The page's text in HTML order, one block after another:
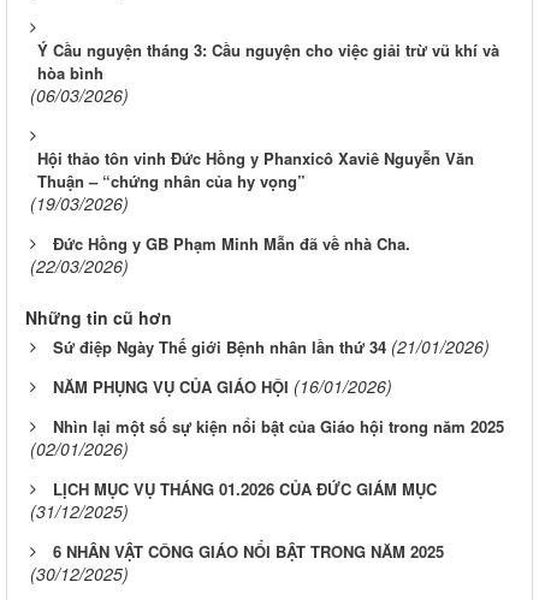
Ý Cầu nguyện tháng 3: Cầu nguyện cho việc giải trừ vũ khí và
hòa bình
(06/03/2026)
Hội thảo tôn vinh Đức Hồng y Phanxicô Xaviê Nguyễn Văn
Thuận – “chứng nhân của hy vọng”
(19/03/2026)
Đức Hồng y GB Phạm Minh Mẫn đã về nhà Cha.
(22/03/2026)
Những tin cũ hơn
Sứ điệp Ngày Thế giới Bệnh nhân lần thứ 34 (21/01/2026)
NĂM PHỤNG VỤ CỦA GIÁO HỘI (16/01/2026)
Nhìn lại một số sự kiện nổi bật của Giáo hội trong năm 2025
(02/01/2026)
LỊCH MỤC VỤ THÁNG 01.2026 CỦA ĐỨC GIÁM MỤC
(31/12/2025)
6 NHÂN VẬT CÔNG GIÁO NỔI BẬT TRONG NĂM 2025
(30/12/2025)